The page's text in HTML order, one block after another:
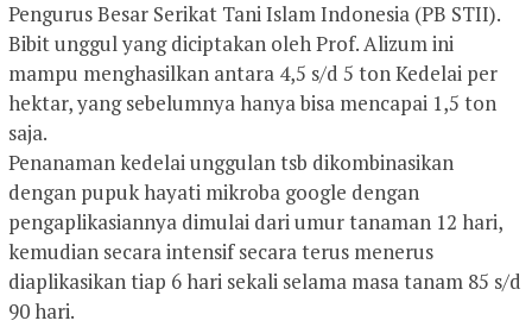
Pengurus Besar Serikat Tani Islam Indonesia (PB STII).
Bibit unggul yang diciptakan oleh Prof. Alizum ini
mampu menghasilkan antara 4,5 s/d 5 ton Kedelai per
hektar, yang sebelumnya hanya bisa mencapai 1,5 ton
saja.
Penanaman kedelai unggulan tsb dikombinasikan
dengan pupuk hayati mikroba google dengan
pengaplikasiannya dimulai dari umur tanaman 12 hari,
kemudian secara intensif secara terus menerus
diaplikasikan tiap 6 hari sekali selama masa tanam 85 s/d
90 hari.